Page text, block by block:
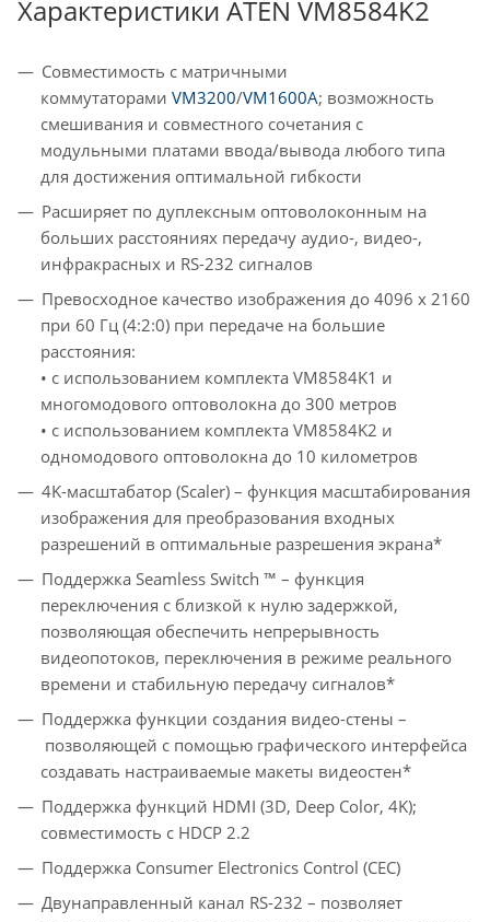
Характеристики ATEN VM8584K2
Совместимость с матричными
коммутаторами VM3200/VM1600A; возможность
смешивания и совместного сочетания с
модульными платами ввода/вывода любого типа
для достижения оптимальной гибкости
Расширяет по дуплексным оптоволоконным на
больших расстояниях передачу аудио-, видео-,
инфракрасных и RS-232 сигналов
Превосходное качество изображения до 4096 x 2160
при 60 Гц (4:2:0) при передаче на большие
расстояния:
• с использованием комплекта VM8584K1 и
многомодового оптоволокна до 300 метров
• с использованием комплекта VM8584K2 и
одномодового оптоволокна до 10 километров
4K-масштабатор (Scaler) – функция масштабирования
изображения для преобразования входных
разрешений в оптимальные разрешения экрана*
Поддержка Seamless Switch ™ – функция
переключения с близкой к нулю задержкой,
позволяющая обеспечить непрерывность
видеопотоков, переключения в режиме реального
времени и стабильную передачу сигналов*
Поддержка функции создания видео-стены –
позволяющей с помощью графического интерфейса
создавать настраиваемые макеты видеостен*
Поддержка функций HDMI (3D, Deep Color, 4K);
совместимость с HDCP 2.2
Поддержка Consumer Electronics Control (CEC)
Двунаправленный канал RS-232 – позволяет